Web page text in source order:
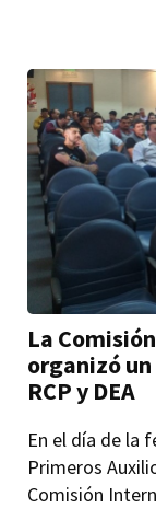
La
organizó
RCP y DEA
En el día de la
Primeros
Comisión